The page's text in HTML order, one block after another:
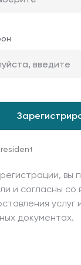
вы
и согласны
услуг
документах.